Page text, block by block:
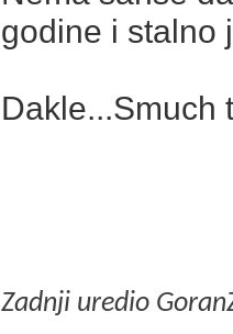
godine i stalno
Zadnji uredio